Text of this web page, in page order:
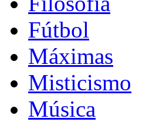
Fútbol
Máximas
Misticismo
Música